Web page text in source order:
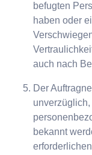
befugten
haben oder
auch nach
Der
bekannt